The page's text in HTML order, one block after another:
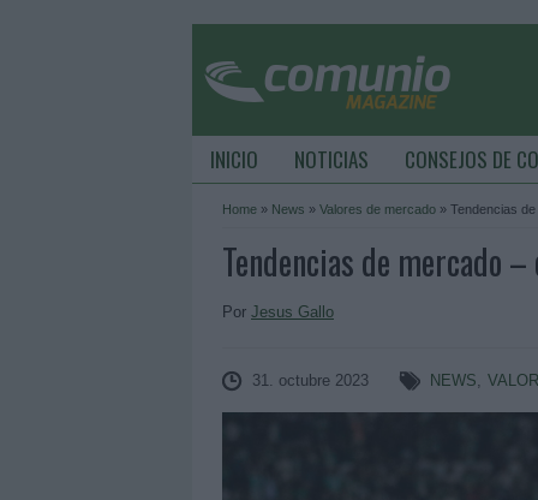
INICIO NOTICIAS CONSEJOS DE
Home » News » Valores de mercado » Tendencias
Tendencias de mercado
Por Jesus Gallo
31. octubre 2023 NEWS,